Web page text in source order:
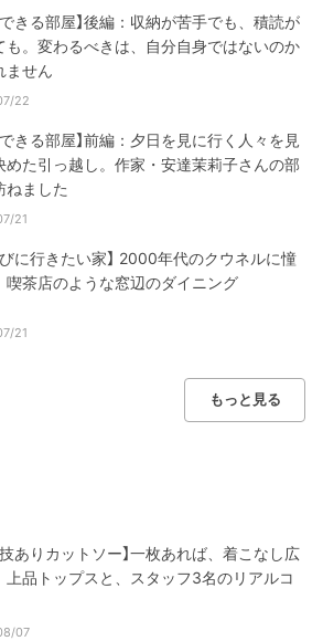
できる部屋】後編：収納が苦手でも、積読が
も。変わるべきは、自分自身ではないのか
ません
22
できる部屋】前編：夕日を見に行く人々を見
めた引っ越し。作家・安達茉莉子さんの部
ねました
21
びに行きたい家】 2000年代のクウネルに憧
喫茶店のような窓辺のダイニング
21
もっと見る
技ありカットソー】一枚あれば、着こなし広
上品トップスと、スタッフ3名のリアルコ
07